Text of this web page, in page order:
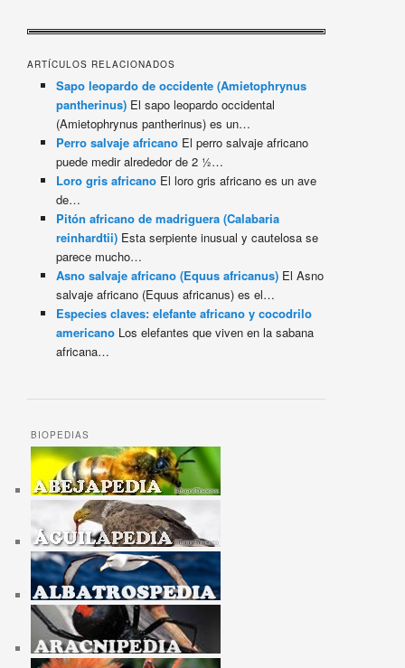
ARTÍCULOS RELACIONADOS
Sapo leopardo de occidente (Amietophrynus
pantherinus) El sapo leopardo occidental
(Amietophrynus pantherinus) es un…
Perro salvaje africano El perro salvaje africano
puede medir alrededor de 2 ½…
Loro gris africano El loro gris africano es un ave
de…
Pitón africano de madriguera (Calabaria
reinhardtii) Esta serpiente inusual y cautelosa se
parece mucho…
Asno salvaje africano (Equus africanus) El Asno
salvaje africano (Equus africanus) es el…
Especies claves: elefante africano y cocodrilo
americano Los elefantes que viven en la sabana
africana…
BIOPEDIAS